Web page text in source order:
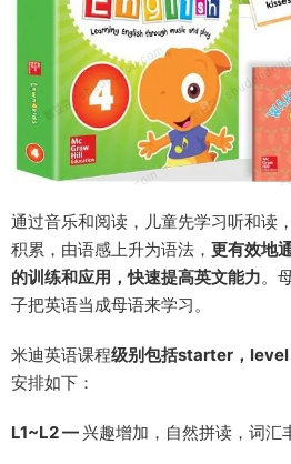
通过音乐和阅读，儿童先学习听和读
积累，由语感上升为语法， 更有效地
的训练和应用，快速提高英文能力。
子把英语当成母语来学习。
米迪英语课程级别包括starter，level
安排如下：
L1~L2 — 兴趣增加，自然拼读，词汇